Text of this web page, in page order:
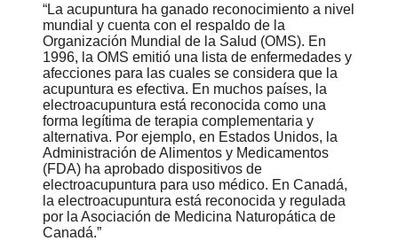
La acupuntura ha ganado reconocimiento a nivel
mundial y cuenta con el respaldo de la
Organización Mundial de la Salud (OMS). En
1996, la OMS emitió una lista de enfermedades y
afecciones para las cuales se considera que la
acupuntura es efectiva. En muchos países, la
electroacupuntura está reconocida como una
forma legítima de terapia complementaria y
alternativa. Por ejemplo, en Estados Unidos, la
Administración de Alimentos y Medicamentos
(FDA) ha aprobado dispositivos de
electroacupuntura para uso médico. En Canadá,
la electroacupuntura está reconocida y regulada
por la Asociación de Medicina Naturopática de
Canadá.